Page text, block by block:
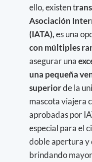
ello, existen t
Asociación
(IATA),es una
con múltiples
asegurar una
una pequeña
superiorde la
mascota viajera
aprobadas por
especial para el
doble apertura
brindando